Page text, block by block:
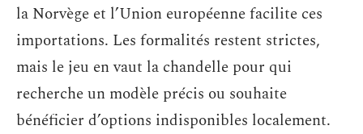
la Norvège et l’Union européenne facilite ces
importations. Les formalités restent strictes,
mais le jeu en vaut la chandelle pour qui
recherche un modèle précis ou souhaite
bénéficier d’options indisponibles localement.